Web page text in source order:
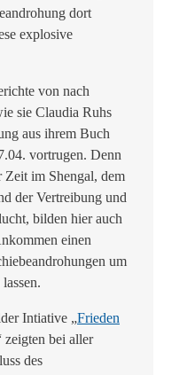
dort
explosive
von nach
sie Claudia Ruhs
aus ihrem Buch
vortrugen. Denn
Zeit im Shengal, dem
der Vertreibung und
bilden hier auch
einen
um
Intiative „Frieden
zeigten bei aller
des